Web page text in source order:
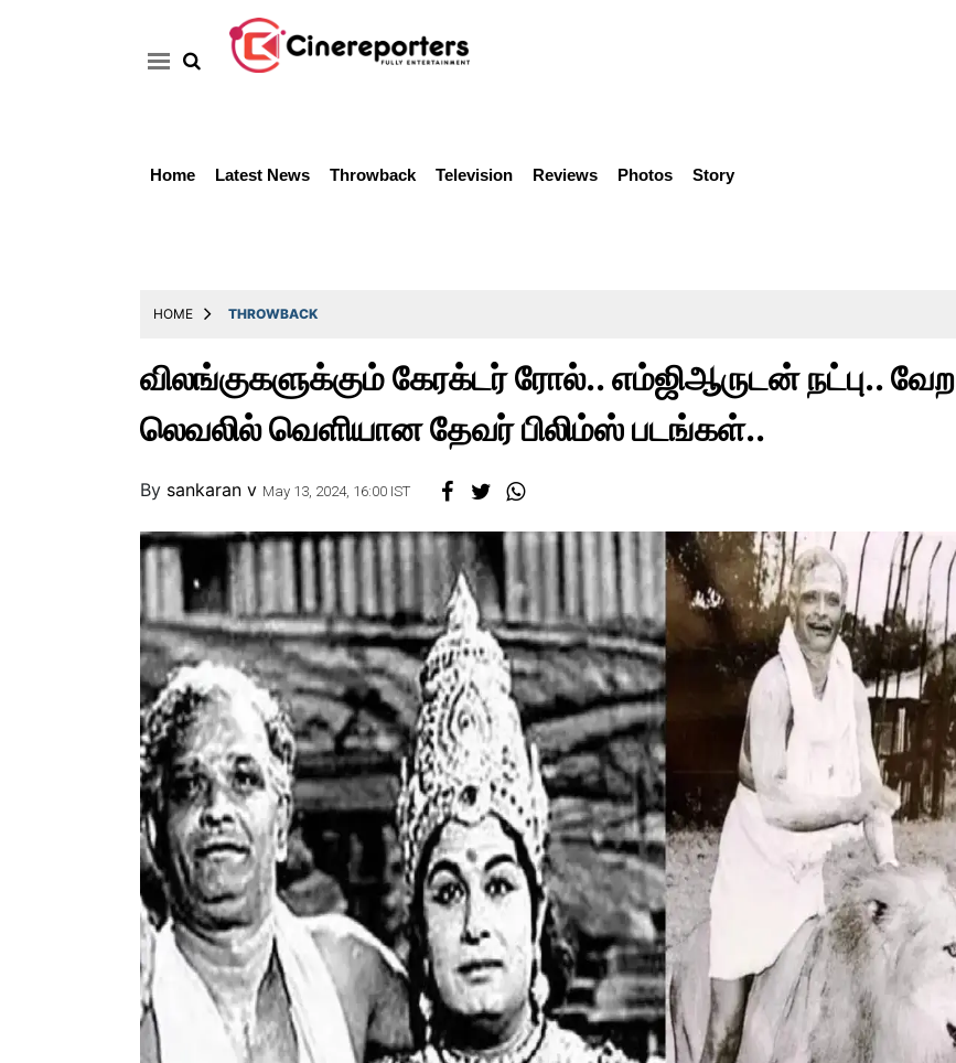
Home Latest News Throwback Television Reviews Photos Story
HOME THROWBACK
விலங்குகளுக்கும் கேரக்டர் ரோல்.. எம்ஜிஆருடன் நட்பு.. வேற
லெவலில் வெளியான தேவர் பிலிம்ஸ் படங்கள்..
By sankaran v May 13, 2024, 16:00 IST